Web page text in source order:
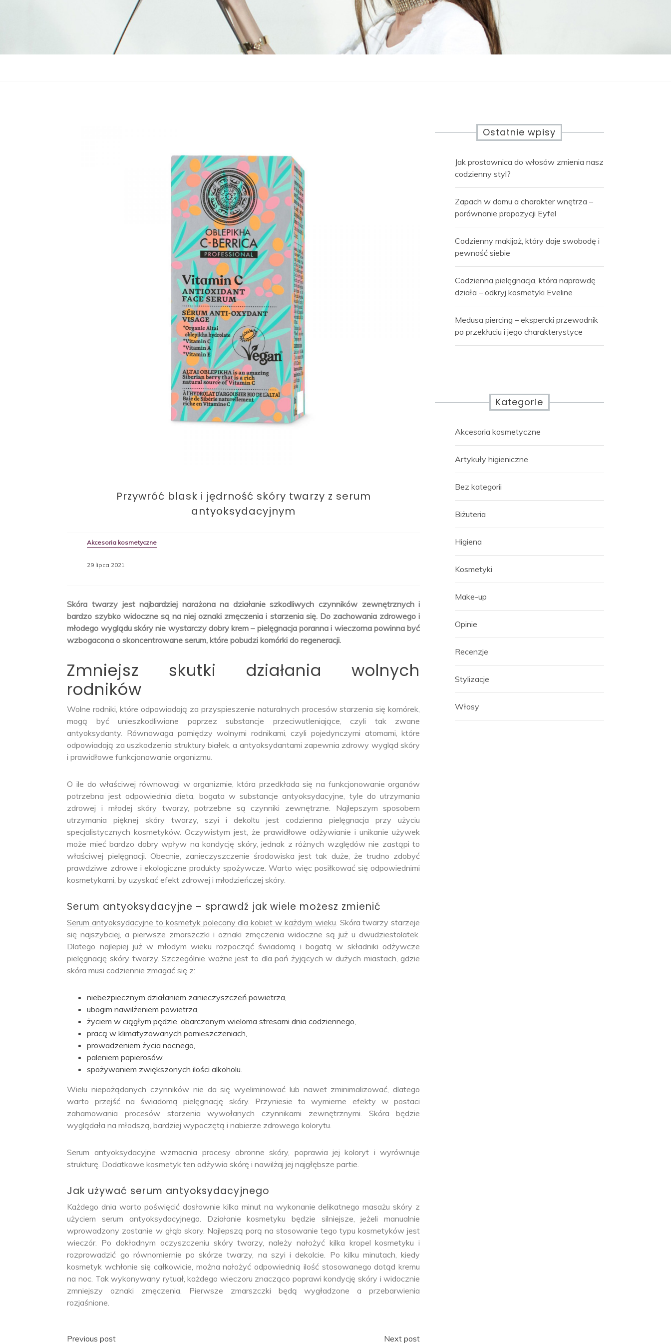
Przywróć blask i jędrność skóry twarzy z serum
antyoksydacyjnym
Akcesoria kosmetyczne
29 lipca 2021
Skóra twarzy jest najbardziej narażona na działanie szkodliwych czynników zewnętrznych i
bardzo szybko widoczne są na niej oznaki zmęczenia i starzenia się. Do zachowania zdrowego i
młodego wyglądu skóry nie wystarczy dobry krem – pielęgnacja poranna i wieczorna powinna być
wzbogacona o skoncentrowane serum, które pobudzi komórki do regeneracji.
Zmniejsz skutki działania wolnych
rodników
Wolne rodniki, które odpowiadają za przyspieszenie naturalnych procesów starzenia się komórek,
mogą być unieszkodliwiane poprzez substancje przeciwutleniające, czyli tak zwane
antyoksydanty. Równowaga pomiędzy wolnymi rodnikami, czyli pojedynczymi atomami, które
odpowiadają za uszkodzenia struktury białek, a antyoksydantami zapewnia zdrowy wygląd skóry
i prawidłowe funkcjonowanie organizmu.
O ile do właściwej równowagi w organizmie, która przedkłada się na funkcjonowanie organów
potrzebna jest odpowiednia dieta, bogata w substancje antyoksydacyjne, tyle do utrzymania
zdrowej i młodej skóry twarzy, potrzebne są czynniki zewnętrzne. Najlepszym sposobem
utrzymania pięknej skóry twarzy, szyi i dekoltu jest codzienna pielęgnacja przy użyciu
specjalistycznych kosmetyków. Oczywistym jest, że prawidłowe odżywianie i unikanie używek
może mieć bardzo dobry wpływ na kondycję skóry, jednak z różnych względów nie zastąpi to
właściwej pielęgnacji. Obecnie, zanieczyszczenie środowiska jest tak duże, że trudno zdobyć
prawdziwe zdrowe i ekologiczne produkty spożywcze. Warto więc posiłkować się odpowiednimi
kosmetykami, by uzyskać efekt zdrowej i młodzieńczej skóry.
Serum antyoksydacyjne – sprawdź jak wiele możesz zmienić
Serum antyoksydacyjne to kosmetyk polecany dla kobiet w każdym wieku . Skóra twarzy starzeje
się najszybciej, a pierwsze zmarszczki i oznaki zmęczenia widoczne są już u dwudziestolatek.
Dlatego najlepiej już w młodym wieku rozpocząć świadomą i bogatą w składniki odżywcze
pielęgnację skóry twarzy. Szczególnie ważne jest to dla pań żyjących w dużych miastach, gdzie
skóra musi codziennie zmagać się z:
niebezpiecznym działaniem zanieczyszczeń powietrza,
ubogim nawilżeniem powietrza,
życiem w ciągłym pędzie, obarczonym wieloma stresami dnia codziennego,
pracą w klimatyzowanych pomieszczeniach,
prowadzeniem życia nocnego,
paleniem papierosów,
spożywaniem zwiększonych ilości alkoholu.
Wielu niepożądanych czynników nie da się wyeliminować lub nawet zminimalizować, dlatego
warto przejść na świadomą pielęgnację skóry. Przyniesie to wymierne efekty w postaci
zahamowania procesów starzenia wywołanych czynnikami zewnętrznymi. Skóra będzie
wyglądała na młodszą, bardziej wypoczętą i nabierze zdrowego kolorytu.
Serum antyoksydacyjne wzmacnia procesy obronne skóry, poprawia jej koloryt i wyrównuje
strukturę. Dodatkowe kosmetyk ten odżywia skórę i nawilżaj jej najgłębsze partie.
Jak używać serum antyoksydacyjnego
Każdego dnia warto poświęcić dosłownie kilka minut na wykonanie delikatnego masażu skóry z
użyciem serum antyoksydacyjnego. Działanie kosmetyku będzie silniejsze, jeżeli manualnie
wprowadzony zostanie w głąb skory. Najlepszą porą na stosowanie tego typu kosmetyków jest
wieczór. Po dokładnym oczyszczeniu skóry twarzy, należy nałożyć kilka kropel kosmetyku i
rozprowadzić go równomiernie po skórze twarzy, na szyi i dekolcie. Po kilku minutach, kiedy
kosmetyk wchłonie się całkowicie, można nałożyć odpowiednią ilość stosowanego dotąd kremu
na noc. Tak wykonywany rytuał, każdego wieczoru znacząco poprawi kondycję skóry i widocznie
zmniejszy oznaki zmęczenia. Pierwsze zmarszczki będą wygładzone a przebarwienia
rozjaśnione.
Previous post Next post
Ostatnie wpisy
Jak prostownica do włosów zmienia nasz
codzienny styl?
Zapach w domu a charakter wnętrza –
porównanie propozycji Eyfel
Codzienny makijaż, który daje swobodę i
pewność siebie
Codzienna pielęgnacja, która naprawdę
działa – odkryj kosmetyki Eveline
Medusa piercing – ekspercki przewodnik
po przekłuciu i jego charakterystyce
Kategorie
Akcesoria kosmetyczne
Artykuły higieniczne
Bez kategorii
Biżuteria
Higiena
Kosmetyki
Make-up
Opinie
Recenzje
Stylizacje
Włosy